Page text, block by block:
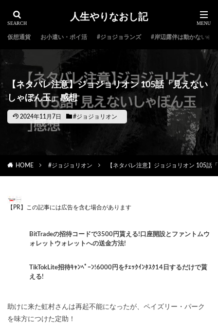
人生やりなおし記
仮想通貨 お小遣い・ポイ活 #ジョジョランズ #岸辺露伴は動かない
【ネタバレ注意】ジョジョリオン 105話「見えない
しゃぼん玉」感想
2024年11月7日 #ジョジョリオン
HOME #ジョジョリオン 【ネタバレ注意】ジョジョリオン 105話
【PR】この記事には広告を含む場合があります
BitTradeの招待コードで3500円貰える!口座開設とファントムウ
ォレットウォレットへの送金方法!
TikTokLite招待ｷｬﾝﾍﾟｰﾝ!6000円をﾁｪｯｸｲﾝﾀｽｸ14日するだけで貰
える!
助けに来た虹村さんは再起不能になったが、ペイズリー・パーク
を味方につけた定助！